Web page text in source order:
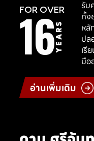
FOR OVER
16YEARS
รับ
ทั้ง
หลั
ปล
เรี
มือ
อ่านเพิ่มเติม